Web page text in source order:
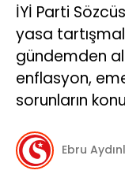
İYİ Parti
yasa
gündemden
enflasyon,
sorunların
Ebru